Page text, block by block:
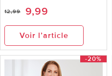
12,99 9,99
Voir l’article
-20%